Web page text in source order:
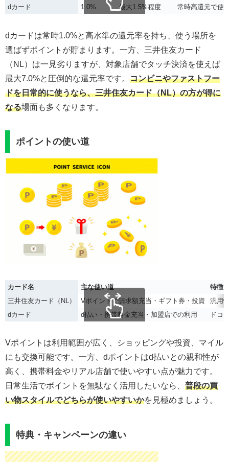
dカード
1.0% 最大1.5%程度 常時高還元で使
dカードは常時1.0%と高水準の還元率を持ち、使う場所を
選ばずポイントが貯まります。一方、三井住友カード
（NL）は一見劣りますが、対象店舗でタッチ決済を使えば
最大7.0%と圧倒的な還元率です。 コンビニやファストフー
ドを日常的に使うなら、三井住友カード（NL）の方が得に
なる場面も多くなります。
ポイントの使い道
カード名 主な使い道
特徴
三井住友カード（NL）
Vポイントで請求額充当・ギフト券・投資
汎用
dカード
d払い・携帯料金充当・加盟店での利用 ドコ
Vポイントは利用範囲が広く、ショッピングや投資、マイル
にも交換可能です。一方、dポイントはd払いとの親和性が
高く、携帯料金やリアル店舗で使いやすい点が魅力です。
日常生活でポイントを無駄なく活用したいなら、 普段の買
い物スタイルでどちらが使いやすいかを見極めましょう。
特典・キャンペーンの違い